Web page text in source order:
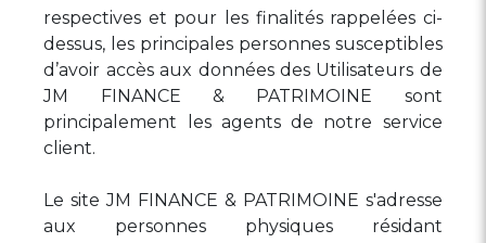
respectives et pour les finalités rappelées ci-
dessus, les principales personnes susceptibles
d’avoir accès aux données des Utilisateurs de
JM FINANCE & PATRIMOINE sont
principalement les agents de notre service
client.
Le site JM FINANCE & PATRIMOINE s'adresse
aux personnes physiques résidant